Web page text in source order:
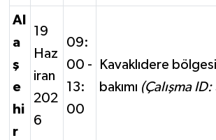
Al
a
ş
e
hi
r
19
Haz
iran
202
6
09:
00 -
13:
00
Kavaklıdere
bakımı (Çalışma